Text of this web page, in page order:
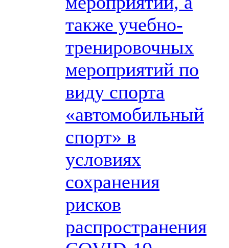
также учебно-
тренировочных
мероприятий по
виду спорта
«автомобильный
спорт» в
условиях
сохранения
рисков
распространения